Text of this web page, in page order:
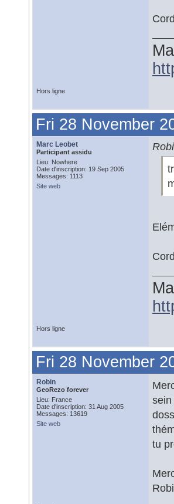
Hors ligne
Fri 28 November
Marc Leobet
Participant assidu
Lieu: Nowhere
Date d'inscription: 19 Sep 2005
Messages: 1113
Site web
Hors ligne
Fri 28 November
Robin
GeoRezo forever
Lieu: France
Date d'inscription: 31 Aug 2005
Messages: 13619
Site web
tu